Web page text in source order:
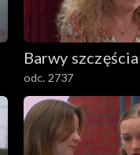
Barwy szczęścia
odc. 2737